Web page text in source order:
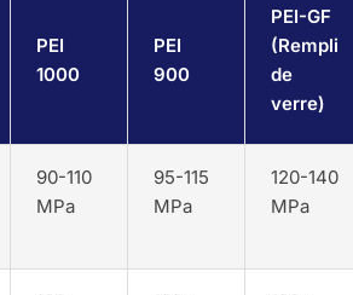
PEI
1000
PEI
900
PEI-GF
(Rempli
de
verre)
90-110
MPa
95-115
MPa
120-140
MPa